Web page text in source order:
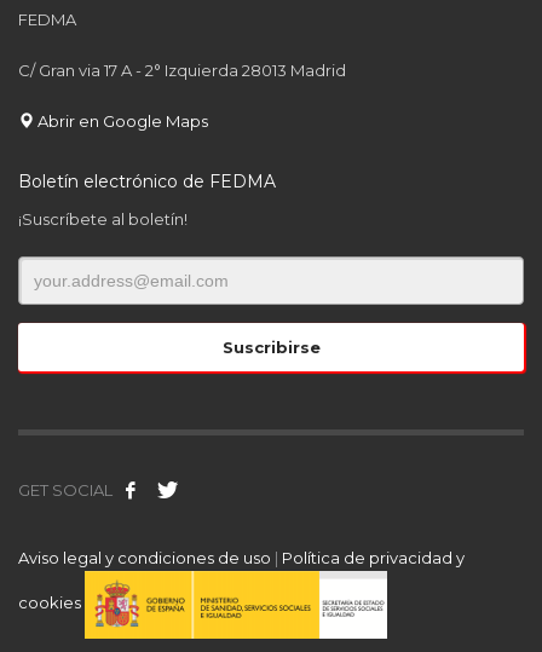
FEDMA
C/ Gran via 17 A - 2° Izquierda 28013 Madrid
Abrir en Google Maps
Boletín electrónico de FEDMA
¡Suscríbete al boletín!
GET SOCIAL
Aviso legal y condiciones de uso | Política de privacidad y
cookies